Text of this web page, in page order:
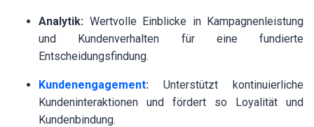
Analytik: Wertvolle Einblicke in Kampagnenleistung
und Kundenverhalten für eine fundierte
Entscheidungsfindung.
Kundenengagement: Unterstützt kontinuierliche
Kundeninteraktionen und fördert so Loyalität und
Kundenbindung.